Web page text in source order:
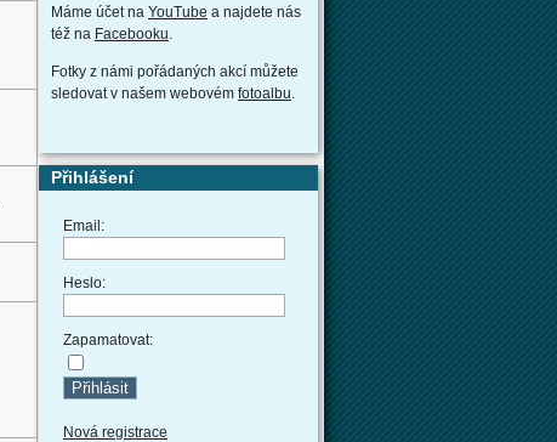
Máme účet na YouTube a najdete nás
též na Facebooku.
Fotky z námi pořádaných akcí můžete
sledovat v našem webovém fotoalbu
Přihlášení
Email:
Heslo:
Zapamatovat:
Nová registrace